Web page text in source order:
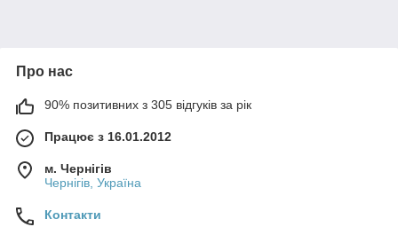
Про нас
90% позитивних з 305 відгуків за рік
Працює з 16.01.2012
м. Чернігів
Чернігів, Україна
Контакти